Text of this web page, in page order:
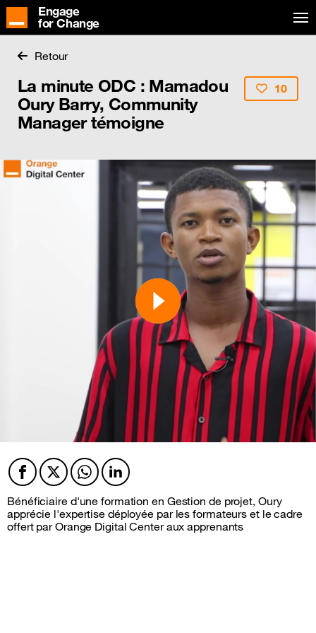
Engage
for Change
Retour
La minute ODC : Mamadou
Oury Barry, Community
Manager témoigne
10
Facebook
TwitterTwitterTwitter
Bénéficiaire d'une formation en Gestion de projet, Oury
apprécie l'expertise déployée par les formateurs et le cadre
offert par Orange Digital Center aux apprenants